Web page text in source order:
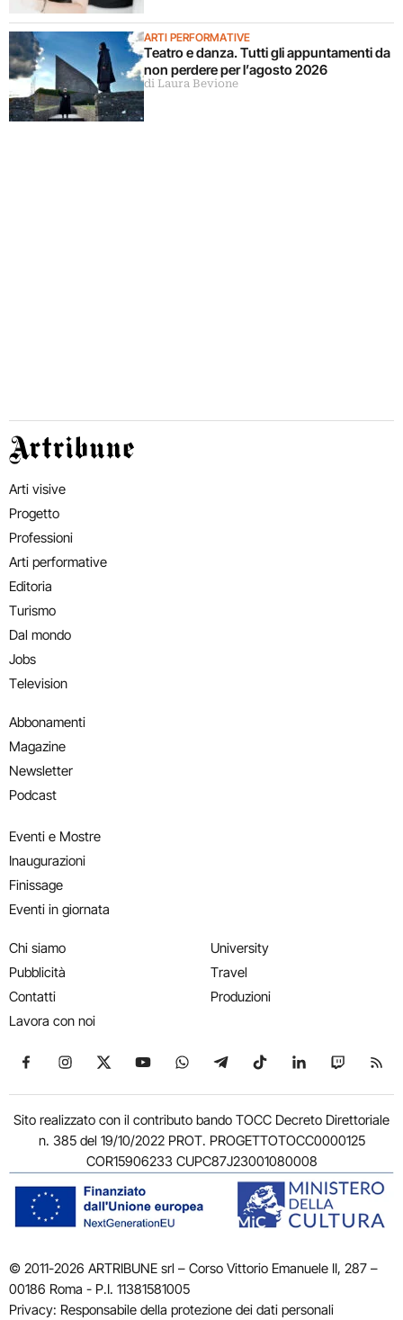
ARTI PERFORMATIVE
Teatro e danza. Tutti gli appuntamenti da
non perdere per l’agosto 2026
di Laura Bevione
Artribune
Arti visive
Progetto
Professioni
Arti performative
Editoria
Turismo
Dal mondo
Jobs
Television
Abbonamenti
Magazine
Newsletter
Podcast
Eventi e Mostre
Inaugurazioni
Finissage
Eventi in giornata
Chi siamo
Pubblicità
Contatti
Lavora con noi
University
Travel
Produzioni
Seguici su Facebook
Seguici su Instagram
Seguici su X
Seguici su YouTube
Seguici su WhatsApp
Seguici su Telegram
Seguici su TikTok
Seguici su
Seguici
Sito realizzato con il contributo bando TOCC Decreto Direttoriale
n. 385 del 19/10/2022 PROT. PROGETTOTOCC0000125
COR15906233 CUPC87J23001080008
© 2011-2026 ARTRIBUNE srl – Corso Vittorio Emanuele II, 287 –
00186 Roma - P.I. 11381581005
Privacy: Responsabile della protezione dei dati personali